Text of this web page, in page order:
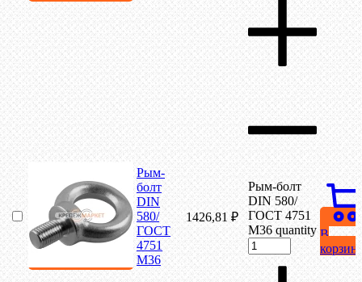
Рым-
болт
DIN
580/
ГОСТ
4751
М36
1426,81 ₽
Рым-болт
DIN 580/
ГОСТ 4751
М36 quantity В